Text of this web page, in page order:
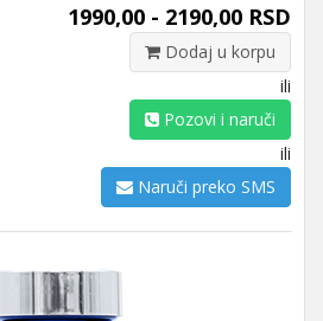
1990,00 - 2190,00 RSD
Dodaj u korpu
ili
Pozovi i naruči
ili
Naruči preko SMS